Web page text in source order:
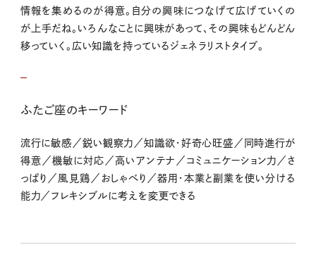
情報を集めるのが得意。自分の興味につなげて広げていくの
が上手だね。いろんなことに興味があって、その興味もどんどん
移っていく。広い知識を持っているジェネラリストタイプ。
ふたご座のキーワード
流行に敏感／鋭い観察力／知識欲・好奇心旺盛／同時進行が
得意／機敏に対応／高いアンテナ／コミュニケーション力／さ
っぱり／風見鶏／おしゃべり／器用・本業と副業を使い分ける
能力／フレキシブルに考えを変更できる